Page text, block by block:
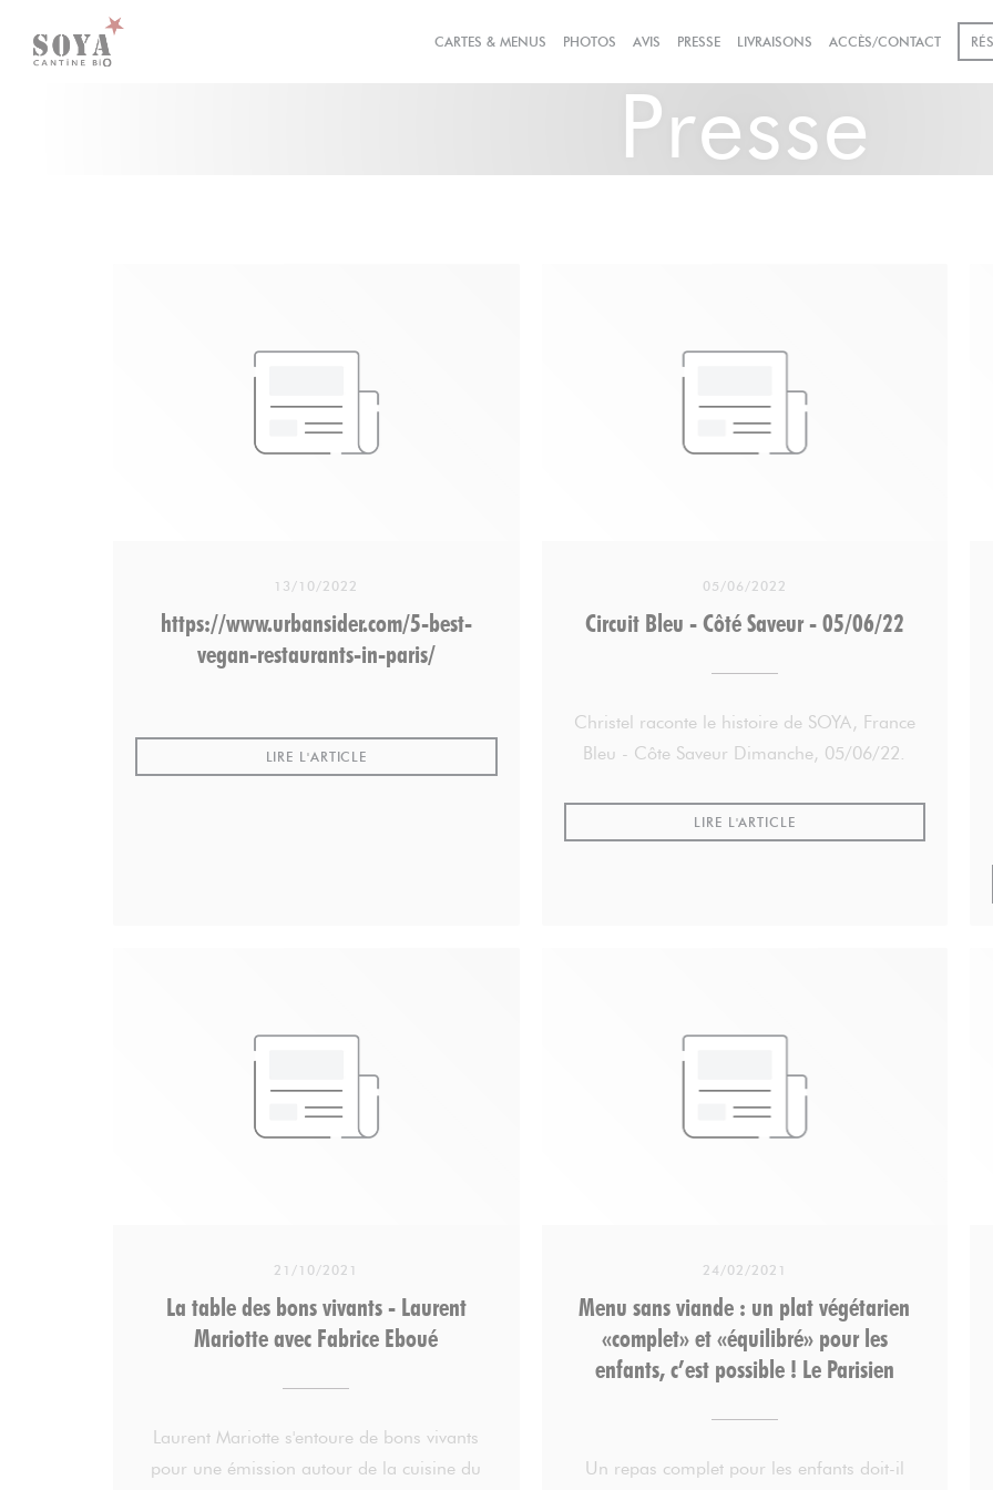
Personnalisation de vos choix en matière de cookies
CARTES & MENUS PHOTOS AVIS PRESSE LIVRAISONS((OUVRE UNE NOUVELLE
ACCÈS/CONTACT
Presse
13/10/2022
https://www.urbansider.com/5-best-
vegan-restaurants-in-paris/
LIRE L'ARTICLE ((OUVRE UNE NOUVELLE FENÊTRE))
05/06/2022
Circuit Bleu - Côté Saveur - 05/06/22
Christel raconte le histoire de SOYA, France
Bleu - Côte Saveur Dimanche, 05/06/22.
LIRE L'ARTICLE((OUVRE UNE NOUVELLE
21/10/2021
La table des bons vivants - Laurent
Mariotte avec Fabrice Eboué
Laurent Mariotte s'entoure de bons vivants
pour une émission autour de la cuisine du
24/02/2021
Menu sans viande : un plat végétarien
«complet» et «équilibré» pour les
enfants, c’est possible ! Le Parisien
Un repas complet pour les enfants doit-il